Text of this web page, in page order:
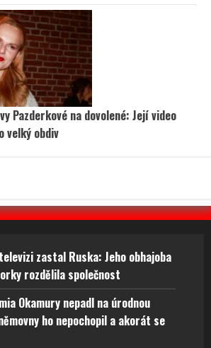
Pazderkové na dovolené: Její video
velký obdiv
zastal Ruska: Jeho obhajoba
rozdělila společnost
Okamury nepadl na úrodnou
ho nepochopil a akorát se